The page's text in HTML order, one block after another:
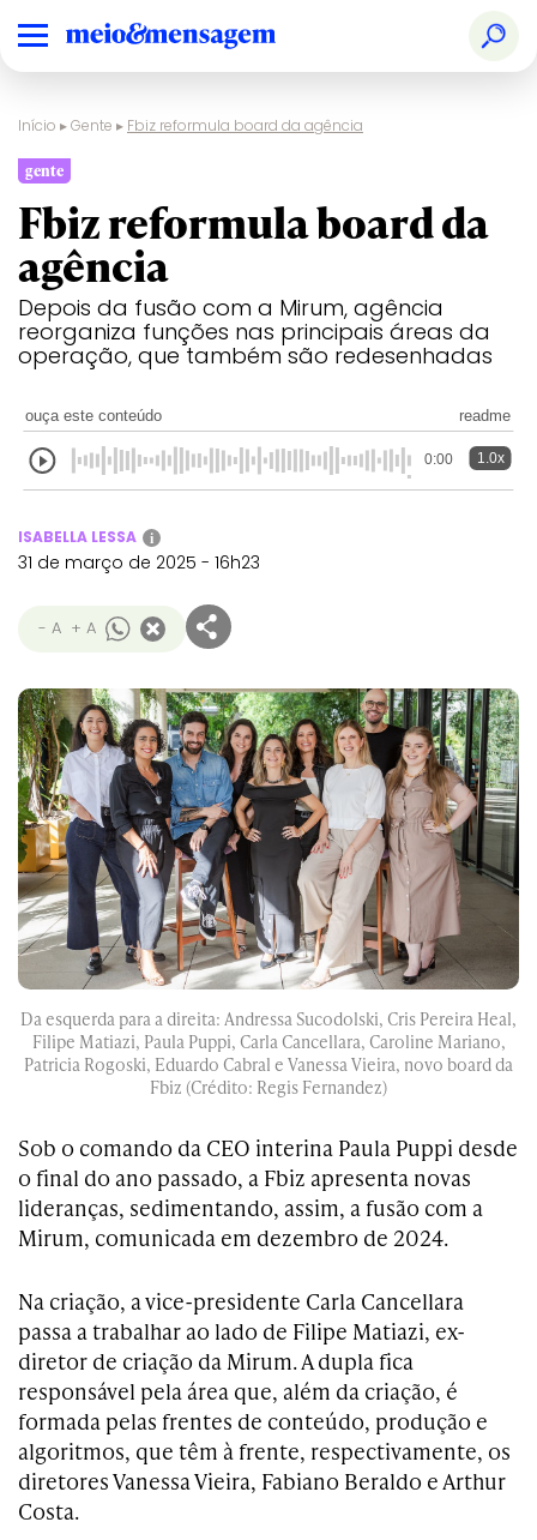
Início ▸Gente ▸ Fbiz reformula board da agência
gente
Fbiz reformula board da
agência
Depois da fusão com a Mirum, agência
reorganiza funções nas principais áreas da
operação, que também são redesenhadas
ouça este conteúdo readme
0:00 1.0x
ISABELLA LESSA i
31 de março de 2025 - 16h23
- A + A
Da esquerda para a direita: Andressa Sucodolski, Cris Pereira Heal,
Filipe Matiazi, Paula Puppi, Carla Cancellara, Caroline Mariano,
Patricia Rogoski, Eduardo Cabral e Vanessa Vieira, novo board da
Fbiz (Crédito: Regis Fernandez)
Sob o comando da CEO interina Paula Puppi desde
o final do ano passado, a Fbiz apresenta novas
lideranças, sedimentando, assim, a fusão com a
Mirum, comunicada em dezembro de 2024.
Na criação, a vice-presidente Carla Cancellara
passa a trabalhar ao lado de Filipe Matiazi, ex-
diretor de criação da Mirum. A dupla fica
responsável pela área que, além da criação, é
formada pelas frentes de conteúdo, produção e
algoritmos, que têm à frente, respectivamente, os
diretores Vanessa Vieira, Fabiano Beraldo e Arthur
Costa.